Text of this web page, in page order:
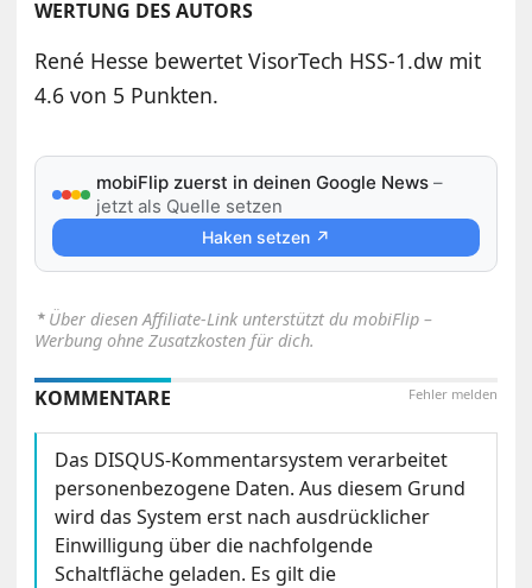
WERTUNG DES AUTORS
René Hesse bewertet VisorTech HSS-1.dw mit
4.6 von 5 Punkten.
mobiFlip zuerst in deinen Google News –
jetzt als Quelle setzen
Haken setzen ↗
⋆ Über diesen Affiliate-Link unterstützt du mobiFlip –
Werbung ohne Zusatzkosten für dich.
Fehler melden
KOMMENTARE
Das DISQUS-Kommentarsystem verarbeitet
personenbezogene Daten. Aus diesem Grund
wird das System erst nach ausdrücklicher
Einwilligung über die nachfolgende
Schaltfläche geladen. Es gilt die